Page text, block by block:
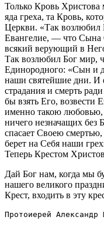
Только Кровь Христова
яда греха, та Кровь,
Церкви. «Так возлюбил
Евангелие, — что Сына
всякий верующий в
Так возлюбил Бог мир,
Единородного: «Сын и
наши святейшие дни. И
страдания и смерть
бы взять Его, возвести
именно такою любовью,
ничего незначащих без
спасает Своею
берет на Себя наши
Теперь Крестом
Дай Бог нам, когда мы
нашего великого
Крест, входить в эту
Протоиерей Александр